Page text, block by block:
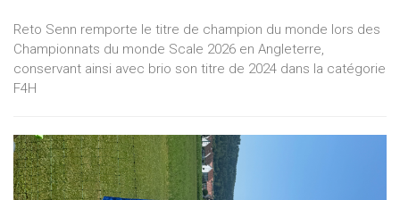
Reto Senn remporte le titre de champion du monde lors des
Championnats du monde Scale 2026 en Angleterre,
conservant ainsi avec brio son titre de 2024 dans la catégorie
F4H